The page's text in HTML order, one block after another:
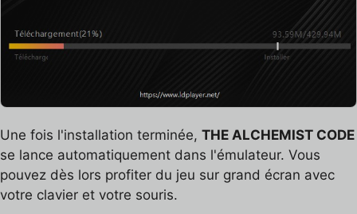
Une fois l'installation terminée, THE ALCHEMIST CODE
se lance automatiquement dans l'émulateur. Vous
pouvez dès lors profiter du jeu sur grand écran avec
votre clavier et votre souris.